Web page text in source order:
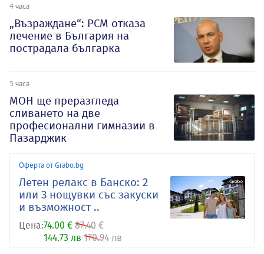
4 часа
„Възраждане“: РСМ отказа
лечение в България на
пострадала българка
5 часа
МОН ще преразгледа
сливането на две
професионални гимназии в
Пазарджик
Оферта от Grabo.bg
Летен релакс в Банско: 2
или 3 нощувки със закуски
и възможност ..
Цена:74.00 € 87.40 €
144.73 лв 170.94 лв